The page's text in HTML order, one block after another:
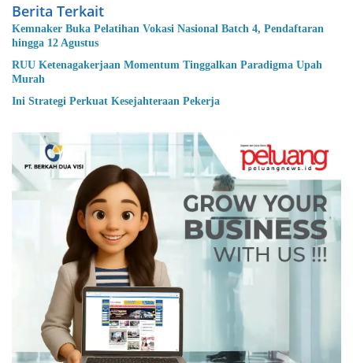
Berita Terkait
Kemnaker Buka Pelatihan Vokasi Nasional Batch 4, Pendaftaran
hingga 12 Agustus
RUU Ketenagakerjaan Momentum Tinggalkan Paradigma Upah
Murah
Ini Strategi Perkuat Kesejahteraan Pekerja